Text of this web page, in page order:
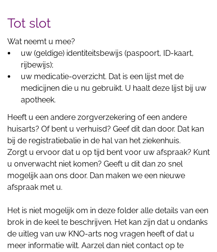
Tot slot
Wat neemt u mee?
uw (geldige) identiteitsbewijs (paspoort, ID-kaart,
rijbewijs);
uw medicatie-overzicht. Dat is een lijst met de
medicijnen die u nu gebruikt. U haalt deze lijst bij uw
apotheek.
Heeft u een andere zorgverzekering of een andere
huisarts? Of bent u verhuisd? Geef dit dan door. Dat kan
bij de registratiebalie in de hal van het ziekenhuis.
Zorgt u ervoor dat u op tijd bent voor uw afspraak? Kunt
u onverwacht niet komen? Geeft u dit dan zo snel
mogelijk aan ons door. Dan maken we een nieuwe
afspraak met u.
Het is niet mogelijk om in deze folder alle details van een
brok in de keel te beschrijven. Het kan zijn dat u ondanks
de uitleg van uw KNO-arts nog vragen heeft of dat u
meer informatie wilt. Aarzel dan niet contact op te